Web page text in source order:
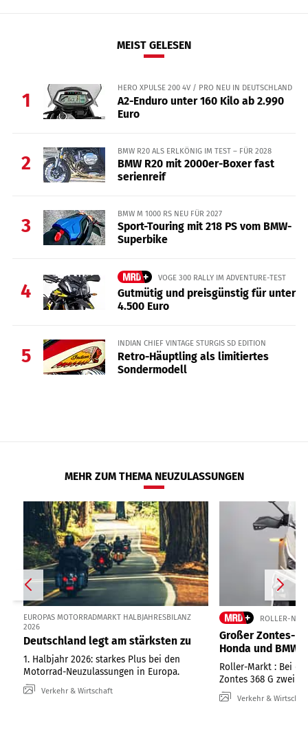
MEIST GELESEN
1
HERO XPULSE 200 4V / PRO NEU IN DEUTSCHLAND
A2-Enduro unter 160 Kilo ab 2.990
Euro
2
BMW R20 ALS ERLKÖNIG IM TEST – FÜR 2028
BMW R20 mit 2000er-Boxer fast
serienreif
3
BMW M 1000 RS NEU FÜR 2027
Sport-Touring mit 218 PS vom BMW-
Superbike
4
VOGE 300 RALLY IM ADVENTURE-TEST
Gutmütig und preisgünstig für unter
4.500 Euro
5
INDIAN CHIEF VINTAGE STURGIS SD EDITION
Retro-Häuptling als limitiertes
Sondermodell
MEHR ZUM THEMA NEUZULASSUNGEN
EUROPAS MOTORRADMARKT HALBJAHRESBILANZ
2026
Deutschland legt am stärksten zu
1. Halbjahr 2026: starkes Plus bei den
Motorrad-Neuzulassungen in Europa.
Verkehr & Wirtschaft
ROLLER-
Großer Zontes-
Honda und BMW
Roller-Markt : Bei
Zontes 368 G zwei
Verkehr &